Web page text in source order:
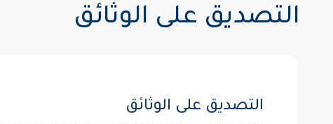
التصديق على الوثائق
التصديق على الوثائق